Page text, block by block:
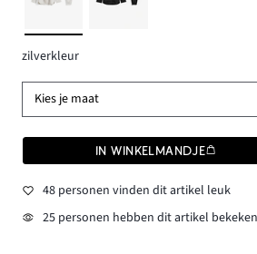
zilverkleur
Kies je maat
IN WINKELMANDJE
48 personen vinden dit artikel leuk
25 personen hebben dit artikel